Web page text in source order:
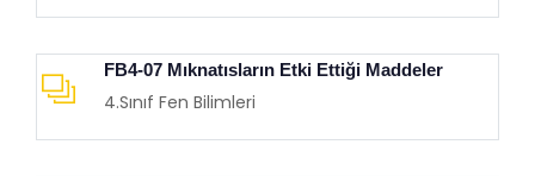
FB4-07 Mıknatısların Etki Ettiği Maddeler
4.Sınıf Fen Bilimleri